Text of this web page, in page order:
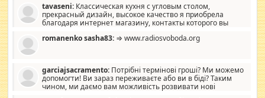
стандартные формы, в MebelOk, креативненько и что главное -
со вкусом все в порядке, без ненужных наворотов удорожающих
мебель, а это не последний фактор.
tavaseni: Классическая кухня с угловым столом,
прекрасный дизайн, высокое качество я приобрела
благодаря интернет магазину, контакты которого вы
romanenko sasha83: ⇒ www.radiosvoboda.org
garciajsacramento: Потрібні термінові гроші? Ми можемо
допомогти! Ви зараз переживаєте або ви в біді? Таким
чином, ми даємо вам можливість розвивати нові